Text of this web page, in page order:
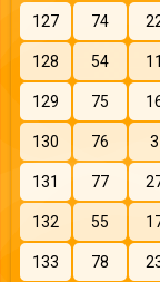
127
74
128
54 11
129
75
130
76 3
131
77
132
55
133
78